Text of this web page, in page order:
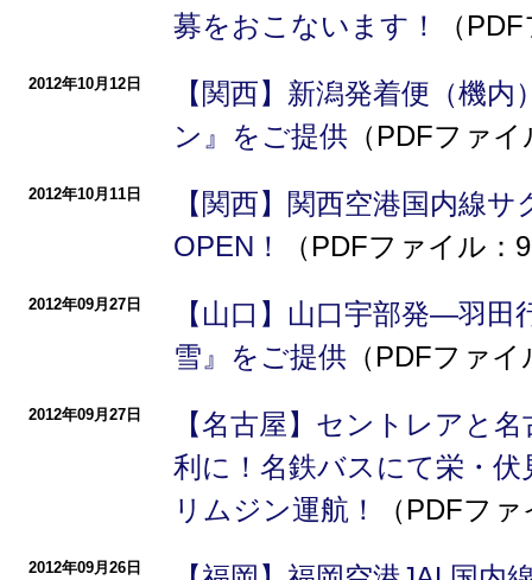
募をおこないます！
（
2012年10月12日
【関西】新潟発着便（機
ン』をご提供（PDFファイ
2012年10月11日
【関西】関西空港国内線
OPEN！
（PDFファイル：
2012年09月27日
【山口】山口宇部発―羽
雪』をご提供（PDFファイ
2012年09月27日
【名古屋】セントレアと
利に！名鉄バスにて栄・
リムジン運航！
（PDFフ
2012年09月26日